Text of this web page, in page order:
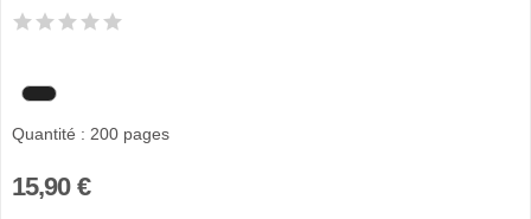
Quantité : 200 pages
15,90 €